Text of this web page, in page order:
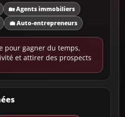
🏡 Agents immobiliers
💼 Auto-entrepreneurs
pour gagner du temps,
et attirer des prospects